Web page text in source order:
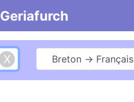
Geriafurch
Breton → Français